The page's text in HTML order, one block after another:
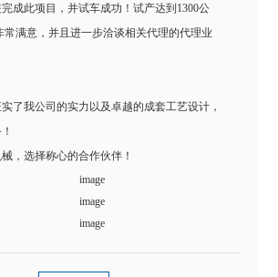
成此项目，并试车成功！试产达到1300公
常满意，并且进一步洽谈相关代理的代理业
了我公司的实力以及卓越的成套工艺设计，
，选择称心的合作伙伴！